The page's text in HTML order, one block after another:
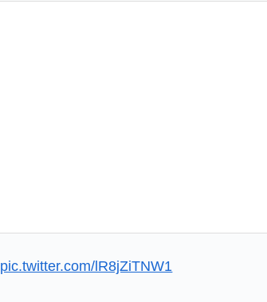
pic.twitter.com/lR8jZiTNW1